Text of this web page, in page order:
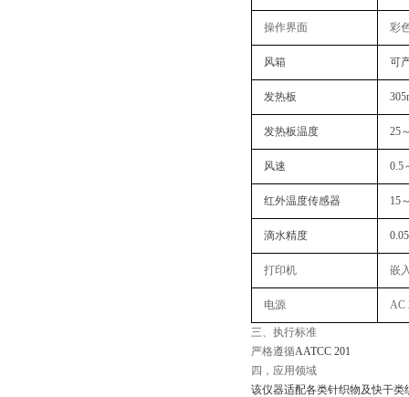
操作界面‌ 彩
风箱 可
发热板
发热板温度 25
风速 0.5
红外温度传感器 15
滴水精度
打印机 嵌
电源 AC
三、 执行标准‌
严格遵循AATCC 201
四， 应用领域
该仪器适配各类针织物及快干